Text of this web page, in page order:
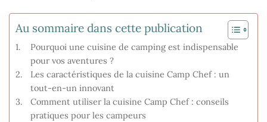
Au sommaire dans cette publication
Pourquoi une cuisine de camping est indispensable
pour vos aventures ?
Les caractéristiques de la cuisine Camp Chef : un
tout-en-un innovant
Comment utiliser la cuisine Camp Chef : conseils
pratiques pour les campeurs